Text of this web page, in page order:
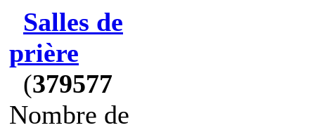
Salles de
prière
(379577
Nombre de